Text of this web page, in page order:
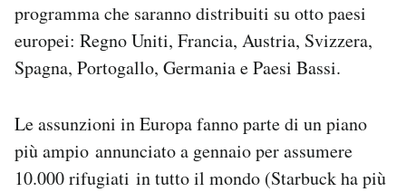
programma che saranno distribuiti su otto paesi
europei: Regno Uniti, Francia, Austria, Svizzera,
Spagna, Portogallo, Germania e Paesi Bassi.
Le assunzioni in Europa fanno parte di un piano
più ampio annunciato a gennaio per assumere
10.000 rifugiati in tutto il mondo (Starbuck ha più